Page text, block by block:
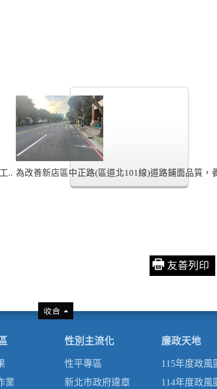
.. 為改善新店區中正路(區道北101線)道路鋪面品質，
友善列印
業
性別主流化
性平專區
新北市政府違章
廉政天地
115年度政風
114年度政風